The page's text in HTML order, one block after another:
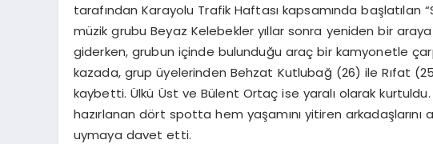
tarafından Karayolu Trafik Haftası kapsamında başlatılan
müzik grubu Beyaz Kelebekler yıllar sonra yeniden bir araya
giderken, grubun içinde bulunduğu araç bir kamyonetle
kazada, grup üyelerinden Behzat Kutlubağ (26) ile Rıfat
kaybetti. Ülkü Üst ve Bülent Ortaç ise yaralı olarak
hazırlanan dört spotta hem yaşamını yitiren
uymaya davet etti.